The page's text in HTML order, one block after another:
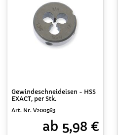
Gewindeschneideisen - HSS
EXACT, per Stk.
Art. Nr. V200563
ab 5,98 €